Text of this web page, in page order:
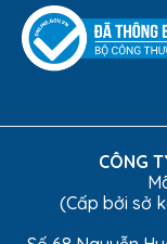
CÔNG
(Cấp bởi sở